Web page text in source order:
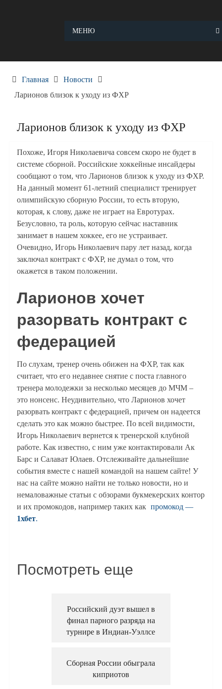
МЕНЮ
Главная
Новости
Ларионов близок к уходу из ФХР
Ларионов близок к уходу из ФХР
Похоже, Игоря Николаевича совсем скоро не будет в
системе сборной. Российские хоккейные инсайдеры
сообщают о том, что Ларионов близок к уходу из ФХР.
На данный момент 61-летний специалист тренирует
олимпийскую сборную России, то есть вторую,
которая, к слову, даже не играет на Евротурах.
Безусловно, та роль, которую сейчас наставник
занимает в нашем хоккее, его не устраивает.
Очевидно, Игорь Николаевич пару лет назад, когда
заключал контракт с ФХР, не думал о том, что
окажется в таком положении.
Ларионов хочет
разорвать контракт с
федерацией
По слухам, тренер очень обижен на ФХР, так как
считает, что его недавнее снятие с поста главного
тренера молодежки за несколько месяцев до МЧМ –
это нонсенс. Неудивительно, что Ларионов хочет
разорвать контракт с федерацией, причем он надеется
сделать это как можно быстрее. По всей видимости,
Игорь Николаевич вернется к тренерской клубной
работе. Как известно, с ним уже контактировали Ак
Барс и Салават Юлаев. Отслеживайте дальнейшие
события вместе с нашей командой на нашем сайте! У
нас на сайте можно найти не только новости, но и
немаловажные статьи с обзорами букмекерских контор
и их промокодов, например таких как промокод —
1хбет.
Посмотреть еще
Российский дуэт вышел в
финал парного разряда на
турнире в Индиан-Уэллсе
Сборная России обыграла
киприотов